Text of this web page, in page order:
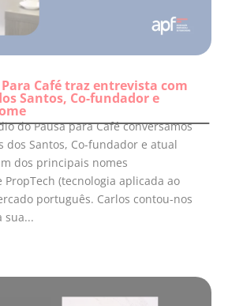
Café traz entrevista com
Santos, Co-fundador e
do Pausa para Café conversamos
dos Santos, Co-fundador e atual
dos principais nomes
(tecnologia aplicada ao
português. Carlos contou-nos
sua...